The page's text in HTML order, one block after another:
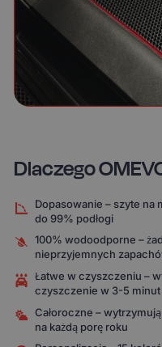
Dlaczego
Dopasowanie – szyte na
do 99% podłogi
100% wodoodporne –
nieprzyjemnych
Łatwe w czyszczeniu –
czyszczenie w 3-5 minut
Całoroczne –
na każdą porę roku